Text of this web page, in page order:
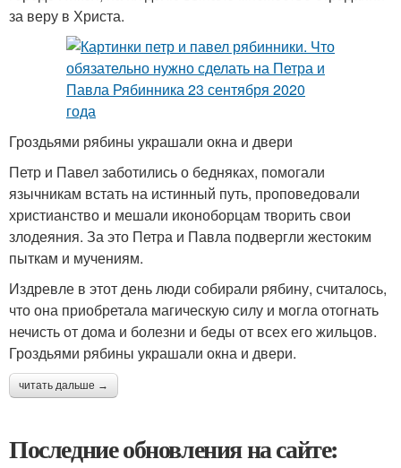
за веру в Христа.
Гроздьями рябины украшали окна и двери
Петр и Павел заботились о бедняках, помогали
язычникам встать на истинный путь, проповедовали
христианство и мешали иконоборцам творить свои
злодеяния. За это Петра и Павла подвергли жестоким
пыткам и мучениям.
Издревле в этот день люди собирали рябину, считалось,
что она приобретала магическую силу и могла отогнать
нечисть от дома и болезни и беды от всех его жильцов.
Гроздьями рябины украшали окна и двери.
читать дальше →
Последние обновления на сайте: